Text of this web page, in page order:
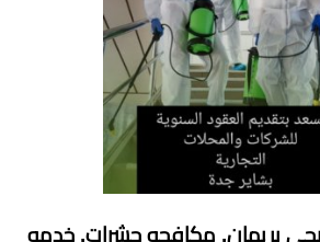
بريمان. مكافحه حشرات. خدمه